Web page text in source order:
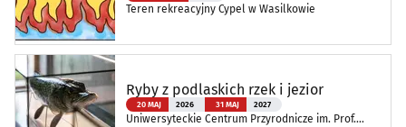
Teren rekreacyjny Cypel w Wasilkowie
Ryby z podlaskich rzek i jezior
20 MAJ 2026 31 MAJ 2027
Uniwersyteckie Centrum Przyrodnicze im. Prof.